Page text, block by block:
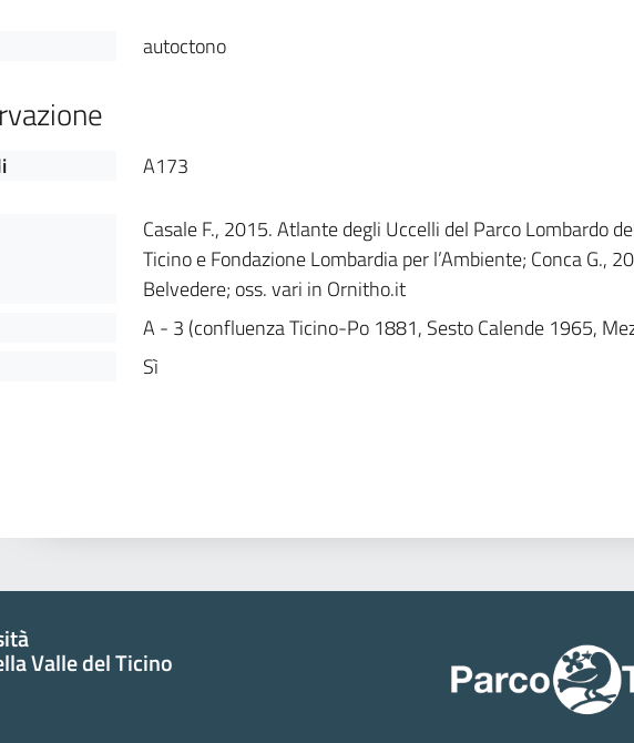
autoctono
A173
Casale F., 2015. Atlante degli Uccelli del Parco Lombardo
Ticino e Fondazione Lombardia per l’Ambiente; Conca G.,
Belvedere; oss. vari in Ornitho.it
A - 3 (confluenza Ticino-Po 1881, Sesto Calende 1965,
Sì
Valle del Ticino